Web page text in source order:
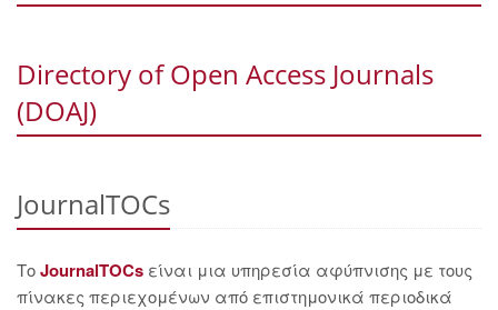
Directory of Open Access Journals
(DOAJ)
JournalTOCs
ΤοJournalTOCs είναι μια υπηρεσία αφύπνισης με τους
πίνακες περιεχομένων από επιστημονικά περιοδικά